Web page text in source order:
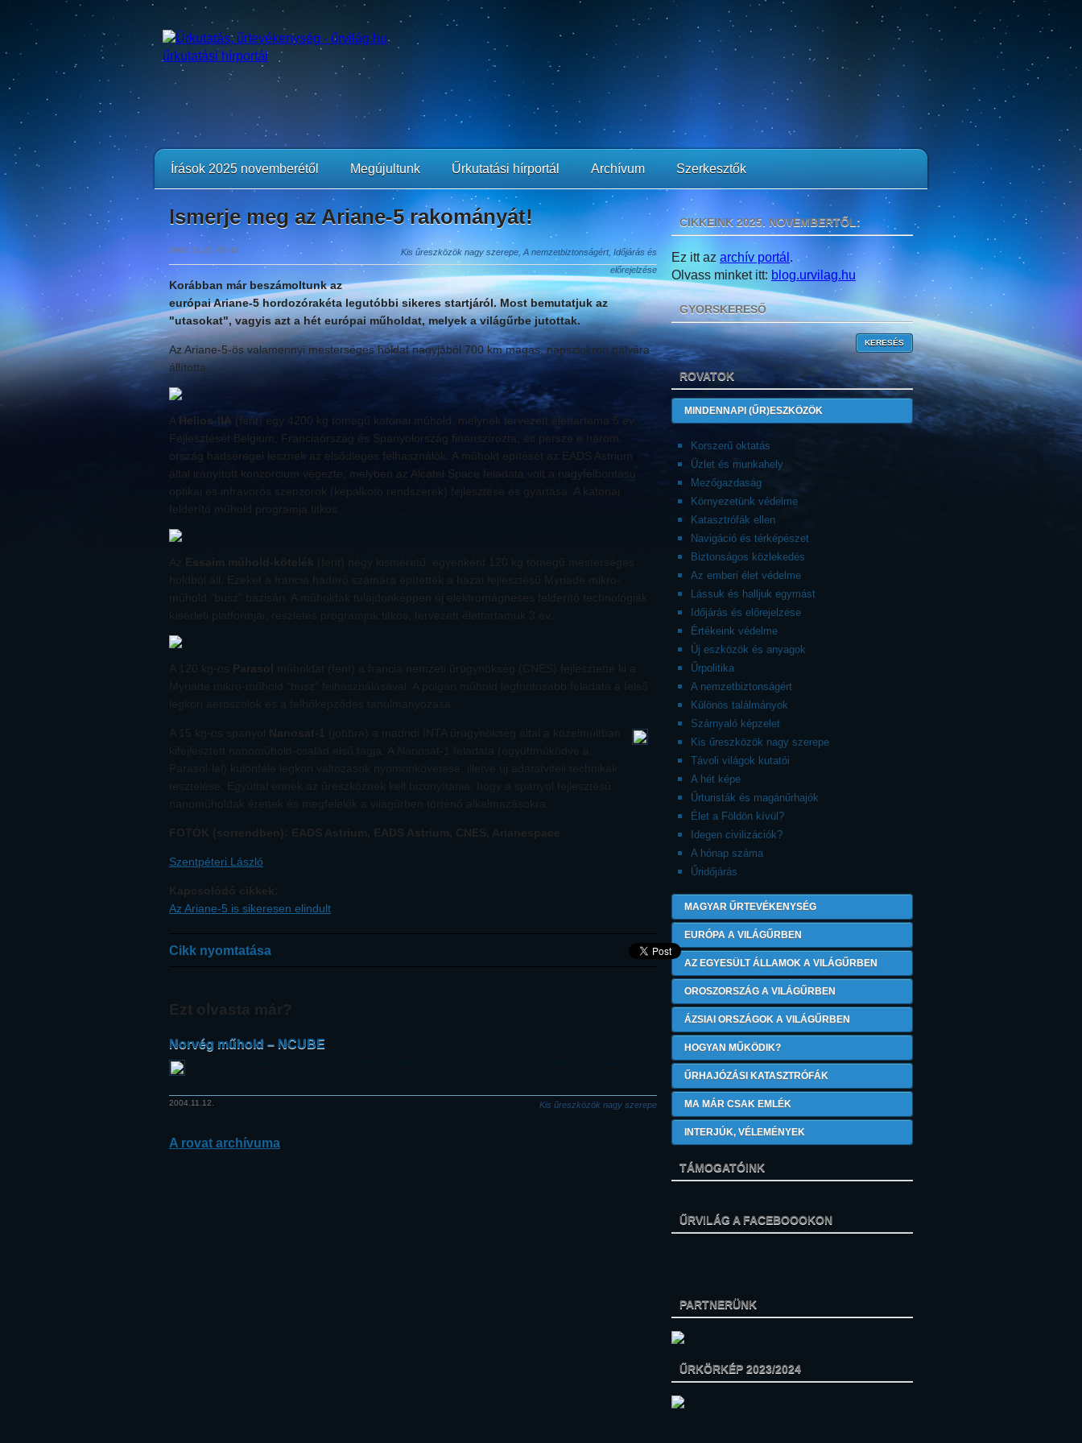
Írások 2025 novemberétől Megújultunk Űrkutatási hírportál Archívum Szerkesztők
Ismerje meg az Ariane-5 rakományát!
2004.12.21. 07:49
Kis űreszközök nagy szerepe, A nemzetbiztonságért, Időjárás és
előrejelzése
Korábban már beszámoltunk az
európai Ariane-5 hordozórakéta legutóbbi sikeres startjáról. Most bemutatjuk az
"utasokat", vagyis azt a hét európai műholdat, melyek a világűrbe jutottak.
Az Ariane-5-ös valamennyi mesterséges holdat nagyjából 700 km magas, napszinkron pályára
állította.
A Helios-IIA (fent) egy 4200 kg tömegű katonai műhold, melynek tervezett élettartama 5 év.
Fejlesztését Belgium, Franciaország és Spanyolország finanszírozta, és persze e három
ország hadseregei lesznek az elsődleges felhasználók. A műhold építését az EADS Astrium
által irányított konzorcium végezte, melyben az Alcatel Space feladata volt a nagyfelbontású
optikai és infravörös szenzorok (képalkotó rendszerek) fejlesztése és gyártása. A katonai
felderítő műhold programja titkos.
Az Essaim műhold-kötelék (fent) négy kisméretű, egyenként 120 kg tömegű mesterséges
holdból áll. Ezeket a francia haderő számára építették a hazai fejlesztésű Myriade mikro-
műhold “busz” bázisán. A műholdak tulajdonképpen új elektromágneses felderítő technológiák
kísérleti platformjai, részletes programjuk titkos, tervezett élettartamuk 3 év.
A 120 kg-os Parasol műholdat (fent) a francia nemzeti űrügynökség (CNES) fejlesztette ki a
Myriade mikro-műhold “busz” felhasználásával. A polgári műhold legfontosabb feladata a felső
légköri aeroszolok és a felhőképződés tanulmányozása.
A 15 kg-os spanyol Nanosat-1 (jobbra) a madridi INTA űrügynökség által a közelmúltban
kifejlesztett nanoműhold-család első tagja. A Nanosat-1 feladata (együttműködve a
Parasol-lal) különféle légköri változások nyomonkövetése, illetve új adatátviteli technikák
tesztelése. Egyúttal ennek az űreszköznek kell bizonyítania, hogy a spanyol fejlesztésű
nanoműholdak érettek és megfelelők a világűrben történő alkalmazásokra.
FOTÓK (sorrendben): EADS Astrium, EADS Astrium, CNES, Arianespace
Szentpéteri László
Kapcsolódó cikkek:
Az Ariane-5 is sikeresen elindult
Cikk nyomtatása
Ezt olvasta már?
Norvég műhold – NCUBE
2004.11.12. Kis űreszközök nagy szerepe
A rovat archívuma
CIKKEINK 2025. NOVEMBERTŐL:
Ez itt az archív portál .
Olvass minket itt: blog.urvilag.hu
GYORSKERESŐ
ROVATOK
MINDENNAPI (ŰR)ESZKÖZÖK
Korszerű oktatás
Üzlet és munkahely
Mezőgazdaság
Környezetünk védelme
Katasztrófák ellen
Navigáció és térképészet
Biztonságos közlekedés
Az emberi élet védelme
Lássuk és halljuk egymást
Időjárás és előrejelzése
Értékeink védelme
Új eszközök és anyagok
Űrpolitika
A nemzetbiztonságért
Különös találmányok
Szárnyaló képzelet
Kis űreszközök nagy szerepe
Távoli világok kutatói
A hét képe
Űrturisták és magánűrhajók
Élet a Földön kívül?
Idegen civilizációk?
A hónap száma
Űridőjárás
MAGYAR ŰRTEVÉKENYSÉG
EURÓPA A VILÁGŰRBEN
AZ EGYESÜLT ÁLLAMOK A VILÁGŰRBEN
OROSZORSZÁG A VILÁGŰRBEN
ÁZSIAI ORSZÁGOK A VILÁGŰRBEN
HOGYAN MŰKÖDIK?
ŰRHAJÓZÁSI KATASZTRÓFÁK
MA MÁR CSAK EMLÉK
INTERJÚK, VÉLEMÉNYEK
TÁMOGATÓINK
ŰRVILÁG A FACEBOOOKON
PARTNERÜNK
ŰRKÖRKÉP 2023/2024